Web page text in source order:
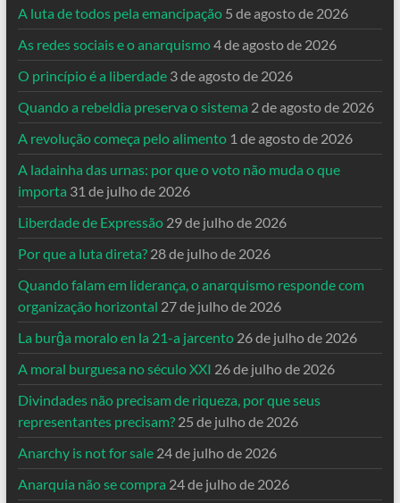
A luta de todos pela emancipação 5 de agosto de 2026
As redes sociais e o anarquismo4 de agosto de 2026
O princípio é a liberdade 3 de agosto de 2026
Quando a rebeldia preserva o sistema 2 de agosto de 2026
A revolução começa pelo alimento 1 de agosto de 2026
A ladainha das urnas: por que o voto não muda o que
importa 31 de julho de 2026
Liberdade de Expressão 29 de julho de 2026
Por que a luta direta? 28 de julho de 2026
Quando falam em liderança, o anarquismo responde com
organização horizontal 27 de julho de 2026
La burĝa moralo en la 21-a jarcento 26 de julho de 2026
A moral burguesa no século XXI 26 de julho de 2026
Divindades não precisam de riqueza, por que seus
representantes precisam? 25 de julho de 2026
Anarchy is not for sale 24 de julho de 2026
Anarquia não se compra 24 de julho de 2026